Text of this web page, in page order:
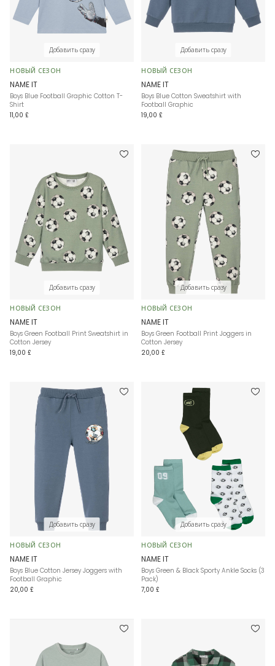
Добавить сразу
НОВЫЙ СЕЗОН
NAME IT
Boys Blue Football Graphic Cotton T-
Shirt
11,00 £
Добавить сразу
НОВЫЙ СЕЗОН
NAME IT
Boys Blue Cotton Sweatshirt with
Football Graphic
19,00 £
Добавить сразу
НОВЫЙ СЕЗОН
NAME IT
Boys Green Football Print Sweatshirt in
Cotton Jersey
19,00 £
Добавить сразу
НОВЫЙ СЕЗОН
NAME IT
Boys Green Football Print Joggers in
Cotton Jersey
20,00 £
Добавить сразу
НОВЫЙ СЕЗОН
NAME IT
Boys Blue Cotton Jersey Joggers with
Football Graphic
20,00 £
Добавить сразу
НОВЫЙ СЕЗОН
NAME IT
Boys Green & Black Sporty Ankle Socks (3
Pack)
7,00 £